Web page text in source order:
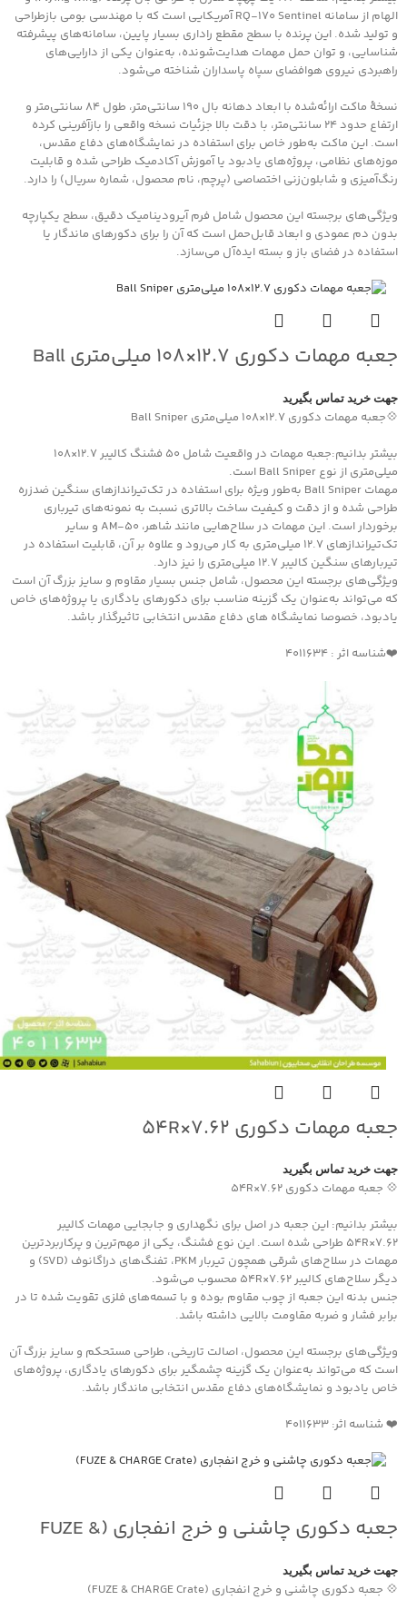
الهام از سامانه RQ‑170 Sentinel آمریکایی است که با مهندسی بومی بازطراحی
و تولید شده. این پرنده با سطح مقطع راداری بسیار پایین، سامانه‌های پیشرفته
شناسایی، و توان حمل مهمات هدایت‌شونده، به‌عنوان یکی از دارایی‌های
راهبردی نیروی هوافضای سپاه پاسداران شناخته می‌شود.
نسخهٔ ماکت ارائه‌شده با ابعاد دهانه بال ۱۹۰ سانتی‌متر، طول ۸۴ سانتی‌متر و
ارتفاع حدود ۲۴ سانتی‌متر، با دقت بالا جزئیات نسخه واقعی را بازآفرینی کرده
است. این ماکت به‌طور خاص برای استفاده در نمایشگاه‌های دفاع مقدس،
موزه‌های نظامی، پروژه‌های یادبود یا آموزش آکادمیک طراحی شده و قابلیت
رنگ‌آمیزی و شابلون‌زنی اختصاصی (پرچم، نام محصول، شماره سریال) را دارد.
ویژگی‌های برجسته این محصول شامل فرم آیرودینامیک دقیق، سطح یکپارچه
بدون دم عمودی و ابعاد قابل‌حمل است که آن را برای دکورهای ماندگار یا
استفاده در فضای باز و بسته ایده‌آل می‌سازد.
جعبه مهمات دکوری ۱۲.۷×۱۰۸ میلی‌متری Ball
جهت خرید تماس بگیرید
💠جعبه مهمات دکوری ۱۲.۷×۱۰۸ میلی‌متری Ball Sniper
بیشتر بدانیم:جعبه مهمات در واقعیت شامل ۵۰ فشنگ کالیبر ۱۲.۷×۱۰۸
میلی‌متری از نوع Ball Sniper است.
مهمات Ball Sniper به‌طور ویژه برای استفاده در تک‌تیراندازهای سنگین ضدزره
طراحی شده و از دقت و کیفیت ساخت بالاتری نسبت به نمونه‌های تیرباری
برخوردار است. این مهمات در سلاح‌هایی مانند شاهر، AM-50 و سایر
تک‌تیراندازهای ۱۲.۷ میلی‌متری به کار می‌رود و علاوه بر آن، قابلیت استفاده در
تیربارهای سنگین کالیبر ۱۲.۷ میلی‌متری را نیز دارد.
ویژگی‌های برجسته این محصول، شامل جنس بسیار مقاوم و سایز بزرگ آن است
که می‌تواند به‌عنوان یک گزینه مناسب برای دکورهای یادگاری یا پروژه‌های خاص
یادبود، خصوصا نمایشگاه های دفاع مقدس انتخابی تاثیرگذار باشد.
❤️شناسه اثر : 4011634
جعبه مهمات دکوری ۷.۶۲×۵۴R
جهت خرید تماس بگیرید
💠 جعبه مهمات دکوری ۷.۶۲×۵۴R
بیشتر بدانیم: این جعبه در اصل برای نگهداری و جابجایی مهمات کالیبر
۷.۶۲×۵۴R طراحی شده است. این نوع فشنگ، یکی از مهم‌ترین و پرکاربردترین
مهمات در سلاح‌های شرقی همچون تیربار PKM، تفنگ‌های دراگانوف (SVD) و
دیگر سلاح‌های کالیبر ۷.۶۲×۵۴R محسوب می‌شود.
جنس بدنه این جعبه از چوب مقاوم بوده و با تسمه‌های فلزی تقویت شده تا در
برابر فشار و ضربه مقاومت بالایی داشته باشد.
ویژگی‌های برجسته این محصول، اصالت تاریخی، طراحی مستحکم و سایز بزرگ آن
است که می‌تواند به‌عنوان یک گزینه چشمگیر برای دکورهای یادگاری، پروژه‌های
خاص یادبود و نمایشگاه‌های دفاع مقدس انتخابی ماندگار باشد.
❤️ شناسه اثر: 4011633
جعبه دکوری چاشنی و خرج انفجاری (FUZE &
CHARGE Crate)
جهت خرید تماس بگیرید
💠 جعبه دکوری چاشنی و خرج انفجاری (FUZE & CHARGE Crate)